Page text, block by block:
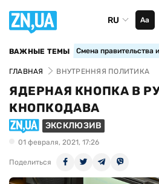
RU Аа
ВАЖНЫЕ ТЕМЫ Смена правительства
ГЛАВНАЯ ВНУТРЕННЯЯ ПОЛИТИКА
ЯДЕРНАЯ КНОПКА В
КНОПКОДАВА
ЭКСКЛЮЗИВ
01 февраля, 2021, 17:26
Поделиться